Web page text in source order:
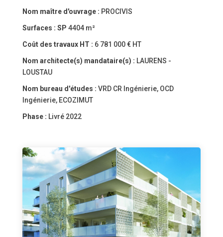
Nom maître d'ouvrage : PROCIVIS
Surfaces : SP 4404 m²
Coût des travaux HT : 6 781 000 € HT
Nom architecte(s) mandataire(s) : LAURENS -
LOUSTAU
Nom bureau d'études : VRD CR Ingénierie, OCD
Ingénierie, ECOZIMUT
Phase : Livré 2022